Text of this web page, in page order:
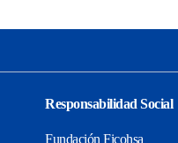
Responsabilidad Social
Fundación Ficohsa